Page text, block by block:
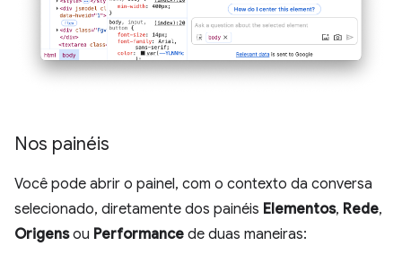
Nos painéis
Você pode abrir o painel, com o contexto da conversa
selecionado, diretamente dos painéis Elementos, Rede,
Origensou Performance de duas maneiras: